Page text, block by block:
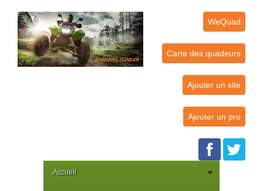
WeQuad
Carte des quadeurs
Ajouter un site
Ajouter un pro
Accueil